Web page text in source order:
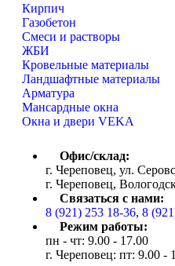
Кирпич
Газобетон
Cмеси и растворы
ЖБИ
Кровельные материалы
Ландшафтные материалы
Арматура
Мансардные окна
Окна и двери VEKA
Офис/склад:
г. Череповец, ул.
г. Череповец,
Связаться с нами:
8 (921) 253 18-36, 8
Режим работы:
пн - чт: 9.00 - 17.00
г. Череповец: пт: 9.00 -